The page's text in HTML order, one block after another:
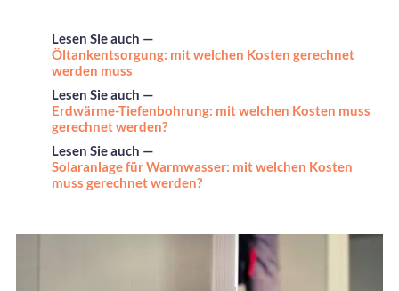
Lesen Sie auch —
Öltankentsorgung: mit welchen Kosten gerechnet
werden muss
Lesen Sie auch —
Erdwärme-Tiefenbohrung: mit welchen Kosten muss
gerechnet werden?
Lesen Sie auch —
Solaranlage für Warmwasser: mit welchen Kosten
muss gerechnet werden?